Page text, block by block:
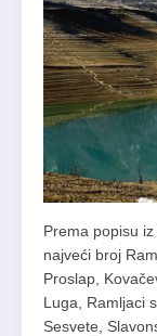
Prema popisu
najveći broj
Proslap,
Luga, Ramljaci
Sesvete,